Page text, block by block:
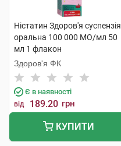
Ністатин Здоров'я суспензія
оральна 100 000 МО/мл 50
мл 1 флакон
Здоров'я ФК
Є в наявності
від 189.20 грн
КУПИТИ